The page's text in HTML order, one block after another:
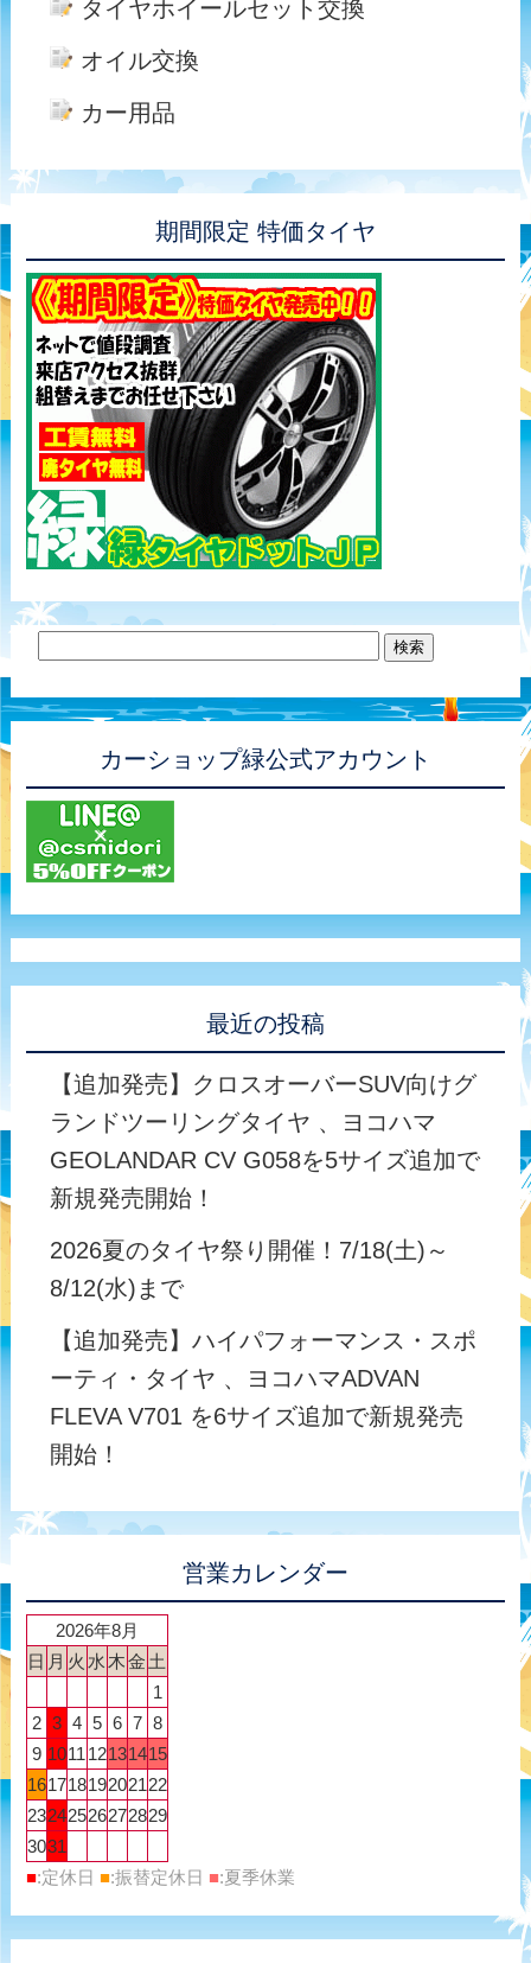
タイヤホイールセット交換
オイル交換
カー用品
期間限定 特価タイヤ
カーショップ緑公式アカウント
最近の投稿
【追加発売】クロスオーバーSUV向けグ
ランドツーリングタイヤ 、ヨコハマ
GEOLANDAR CV G058を5サイズ追加で
新規発売開始！
2026夏のタイヤ祭り開催！7/18(土)～
8/12(水)まで
【追加発売】ハイパフォーマンス・スポ
ーティ・タイヤ 、ヨコハマADVAN
FLEVA V701 を6サイズ追加で新規発売
開始！
営業カレンダー
2026年8月
日 月 火 水 木金 土
1
2 3 4 5 6 7 8
9 1011 12131415
16171819202122
23242526272829
3031
■:定休日 ■:振替定休日 ■:夏季休業